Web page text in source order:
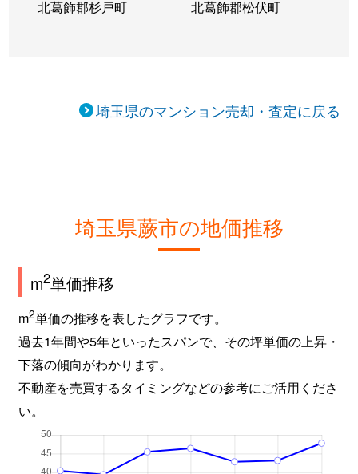
北葛飾郡杉戸町 北葛飾郡松伏町
埼玉県のマンション売却・査定に戻る
埼玉県蕨市の地価推移
m2単価推移
m2単価の推移を表したグラフです。
過去1年間や5年といったスパンで、その坪単価の上昇・
下落の傾向がわかります。
不動産を売買するタイミングなどの参考にご活用くださ
い。